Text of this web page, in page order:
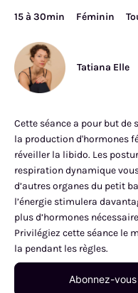
15 à 30min Féminin
Tatiana Elle
Cette séance a pour but
la production d'hormones
réveiller la libido. Les
respiration dynamique
d’autres organes du petit
l’énergie stimulera
plus d’hormones
Privilégiez cette séance le
la pendant les règles.
Abonnez-